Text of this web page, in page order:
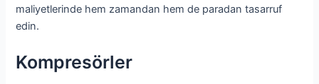
maliyetlerinde hem zamandan hem de paradan tasarruf
edin.
Kompresörler